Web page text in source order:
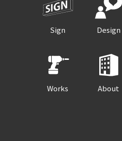
Sign Design
Works About